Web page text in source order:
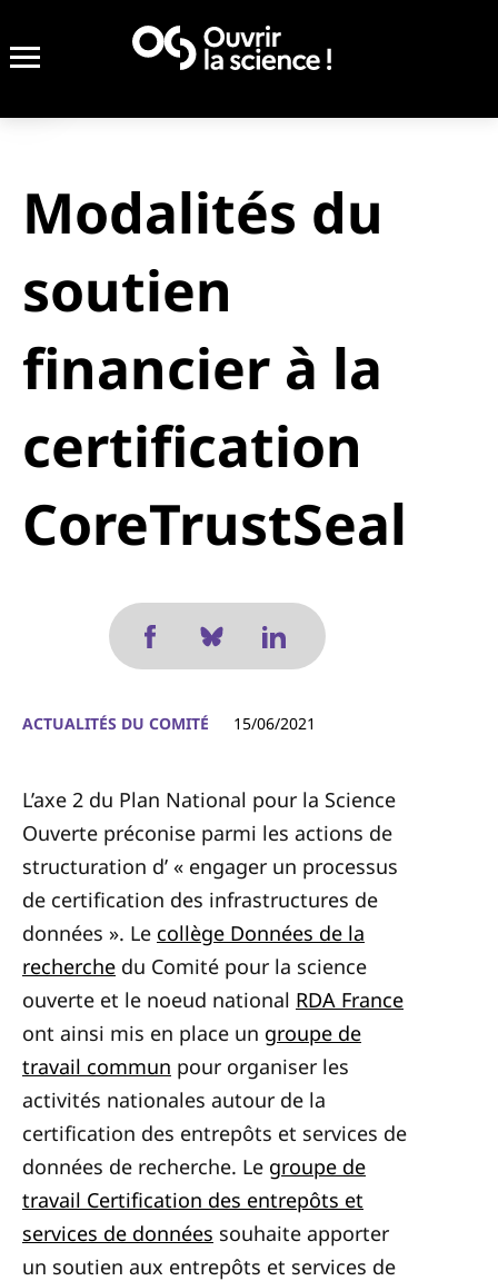
Modalités du
soutien
financier à la
certification
CoreTrustSeal
ACTUALITÉS DU COMITÉ 15/06/2021
L’axe 2 du Plan National pour la Science
Ouverte préconise parmi les actions de
structuration d’ « engager un processus
de certification des infrastructures de
données ». Le collège Données de la
recherche du Comité pour la science
ouverte et le noeud national RDA France
ont ainsi mis en place un groupe de
travail commun pour organiser les
activités nationales autour de la
certification des entrepôts et services de
données de recherche. Le groupe de
travail Certification des entrepôts et
services de données souhaite apporter
un soutien aux entrepôts et services de